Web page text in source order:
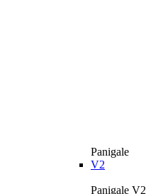
Panigale
V2
Panigale V2